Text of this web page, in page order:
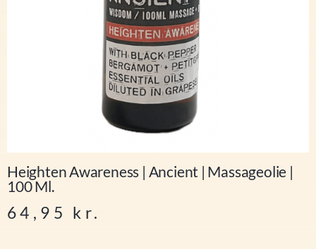
Heighten Awareness | Ancient | Massageolie |
100 Ml.
64,95 kr.